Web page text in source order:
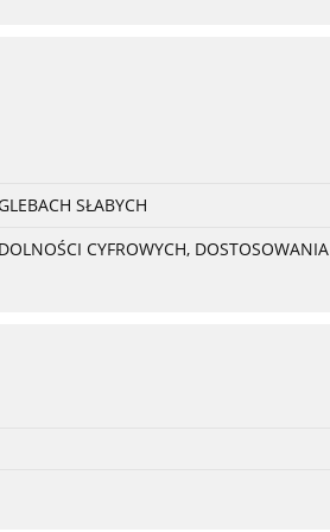
SŁABYCH
CYFROWYCH, DOSTOSOWANIA